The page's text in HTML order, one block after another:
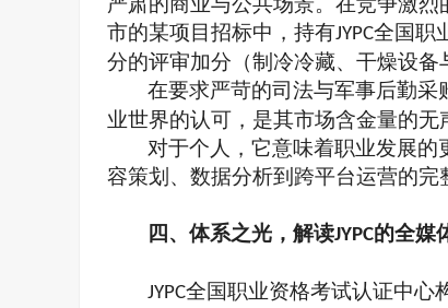
市的某项目招标中，持有JYPC全国职
分的评审加分（制冷冷藏、干燥设备
在要求严苛的司法与军事后勤采
业世界的认可，是其市场含金量的无
对于个人，它意味着职业发展
容策划、数据分析到跨平台运营的完
四、体系之光，解读JYPC的全媒
JYPC全国职业资格考试认证中心